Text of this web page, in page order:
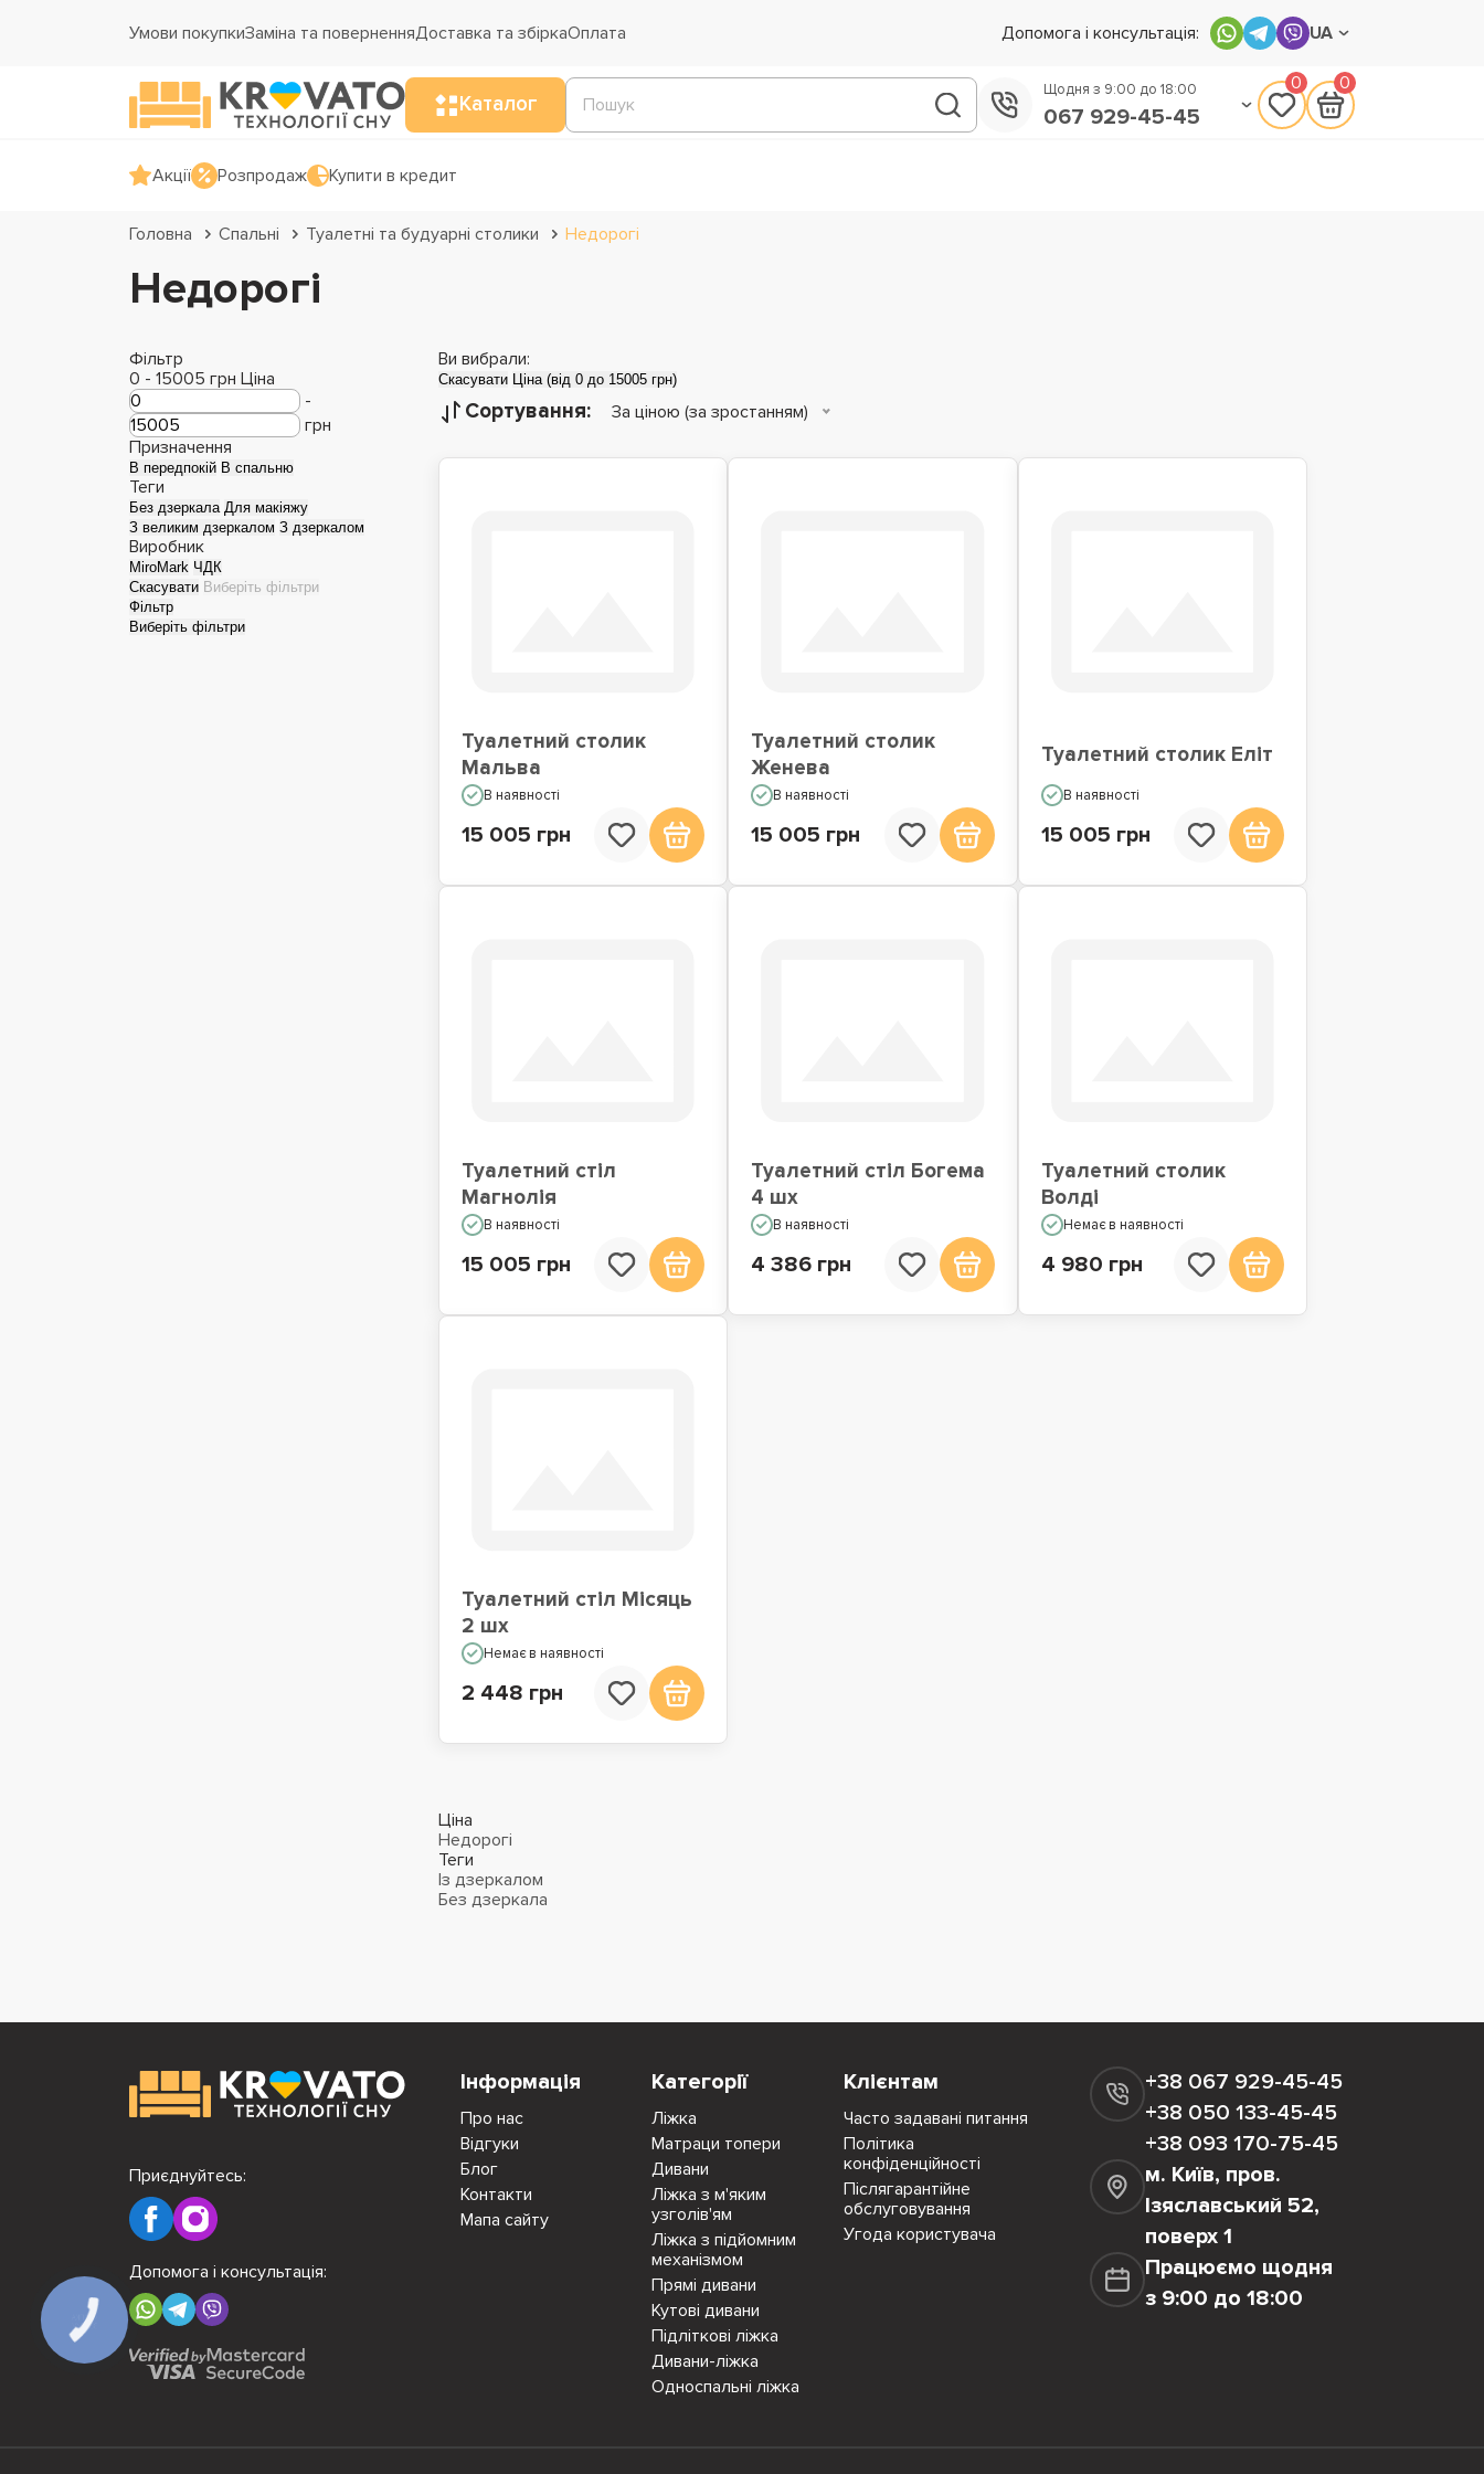
Умови покупкиЗаміна та поверненняДоставка та збіркаОплата Допомога і консультація: UA
Каталог
Щодня з 9:00 до 18:00
067 929-45-45
0 0
Акції Розпродаж Купити в кредит
Головна Спальні Туалетні та будуарні столики Недорогі
Недорогі
Фільтр
0 - 15005 грн Ціна
-
грн
Призначення
В передпокій В спальню
Теги
Без дзеркала Для макіяжу
З великим дзеркалом З дзеркалом
Виробник
MiroMark ЧДК
Скасувати Виберіть фільтри
Фільтр
Виберіть фільтри
Ви вибрали:
Скасувати Ціна (від 0 до 15005 грн)
Сортування: За ціною (за зростанням)
Туалетний столик
Мальва
В наявності
15 005 грн
Туалетний столик
Женева
В наявності
15 005 грн
Туалетний столик Еліт
В наявності
15 005 грн
Туалетний стіл
Магнолія
В наявності
15 005 грн
Туалетний стіл Богема
4 шх
В наявності
4 386 грн
Туалетний столик
Волді
Немає в наявності
4 980 грн
Туалетний стіл Місяць
2 шх
Немає в наявності
2 448 грн
Ціна
Недорогі
Теги
Із дзеркалом
Без дзеркала
Інформація
Про нас
Відгуки
Блог
Контакти
Мапа сайту
Категорії
Ліжка
Матраци топери
Дивани
Ліжка з м'яким
узголів'ям
Ліжка з підйомним
механізмом
Прямі дивани
Кутові дивани
Підліткові ліжка
Дивани-ліжка
Односпальні ліжка
Клієнтам
Часто задавані питання
Політика
конфіденційності
Післягарантійне
обслуговування
Угода користувача
+38 067 929-45-45
+38 050 133-45-45
+38 093 170-75-45
м. Київ, пров.
Ізяславський 52,
поверх 1
Працюємо щодня
з 9:00 до 18:00
Приєднуйтесь:
Допомога і консультація:
КНОПКА
ЗВ'ЯЗКУ